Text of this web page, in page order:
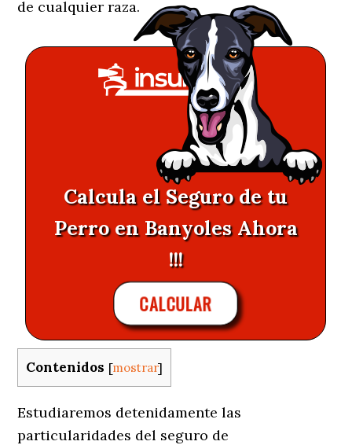
de cualquier raza.
Calcula el Seguro de tu
Perro en Banyoles Ahora
!!!
CALCULAR
Contenidos [mostrar]
Estudiaremos detenidamente las
particularidades del seguro de